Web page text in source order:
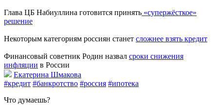
Глава ЦБ Набиуллина готовится принять «супержёсткое»
решение
Некоторым категориям россиян станет сложнее взять кредит
Финансовый советник Родин назвал сроки снижения
инфляции в России
Екатерина Шмакова
#кредит #банкротство #россия #ипотека
Что думаешь?